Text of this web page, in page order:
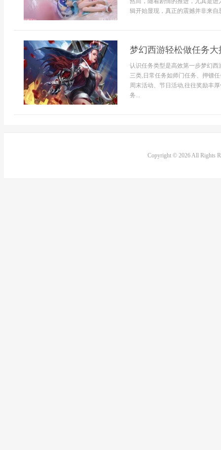
辑开始显现，真正的震撼并非来自
梦幻西游轻松做任务大
认识任务类型是高效第一步梦幻
三类,日常任务如师门任务、押镖
周末活动、节日活动,往往奖励丰
务...
Copyright © 2026 All Rights